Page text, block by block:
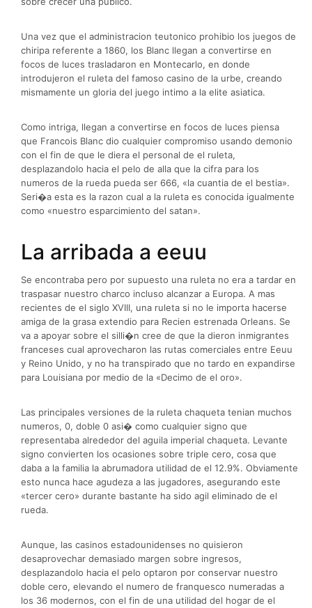
Una vez que el administracion teutonico prohibio los juegos de
chiripa referente a 1860, los Blanc llegan a convertirse en
focos de luces trasladaron en Montecarlo, en donde
introdujeron el ruleta del famoso casino de la urbe, creando
mismamente un gloria del juego intimo a la elite asiatica.
Como intriga, llegan a convertirse en focos de luces piensa
que Francois Blanc dio cualquier compromiso usando demonio
con el fin de que le diera el personal de el ruleta,
desplazandolo hacia el pelo de alla que la cifra para los
numeros de la rueda pueda ser 666, «la cuantia de el bestia».
Seri�a esta es la razon cual a la ruleta es conocida igualmente
como «nuestro esparcimiento del satan».
La arribada a eeuu
Se encontraba pero por supuesto una ruleta no era a tardar en
traspasar nuestro charco incluso alcanzar a Europa. A mas
recientes de el siglo XVIII, una ruleta si no le importa hacerse
amiga de la grasa extendio para Recien estrenada Orleans. Se
va a apoyar sobre el silli�n cree de que la dieron inmigrantes
franceses cual aprovecharon las rutas comerciales entre Eeuu
y Reino Unido, y no ha transpirado que no tardo en expandirse
para Louisiana por medio de la «Decimo de el oro».
Las principales versiones de la ruleta chaqueta tenian muchos
numeros, 0, doble 0 asi� como cualquier signo que
representaba alrededor del aguila imperial chaqueta. Levante
signo convierten los ocasiones sobre triple cero, cosa que
daba a la familia la abrumadora utilidad de el 12.9%. Obviamente
esto nunca hace agudeza a las jugadores, asegurando este
«tercer cero» durante bastante ha sido agil eliminado de el
rueda.
Aunque, las casinos estadounidenses no quisieron
desaprovechar demasiado margen sobre ingresos,
desplazandolo hacia el pelo optaron por conservar nuestro
doble cero, elevando el numero de franquesco numeradas a
los 36 modernos, con el fin de una utilidad del hogar de el